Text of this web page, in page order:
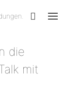
die
mit